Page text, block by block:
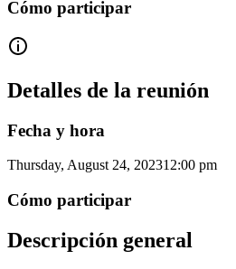
Cómo participar
Detalles de la reunión
Fecha y hora
Thursday, August 24, 202312:00 pm
Cómo participar
Descripción general